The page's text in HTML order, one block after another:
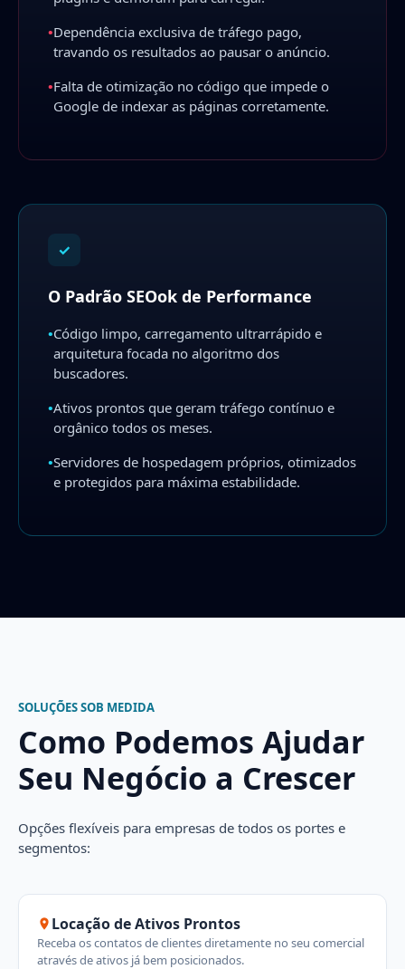
•Dependência exclusiva de tráfego pago,
travando os resultados ao pausar o anúncio.
•Falta de otimização no código que impede o
Google de indexar as páginas corretamente.
✓
O Padrão SEOok de Performance
•Código limpo, carregamento ultrarrápido e
arquitetura focada no algoritmo dos
buscadores.
•Ativos prontos que geram tráfego contínuo e
orgânico todos os meses.
•Servidores de hospedagem próprios, otimizados
e protegidos para máxima estabilidade.
SOLUÇÕES SOB MEDIDA
Como Podemos Ajudar
Seu Negócio a Crescer
Opções flexíveis para empresas de todos os portes e
segmentos:
Locação de Ativos Prontos
Receba os contatos de clientes diretamente no seu comercial
através de ativos já bem posicionados.